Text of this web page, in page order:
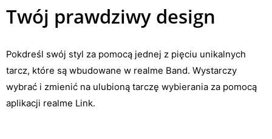
Twój prawdziwy design
Pokdreśl swój styl za pomocą jednej z pięciu unikalnych
tarcz, które są wbudowane w realme Band. Wystarczy
wybrać i zmienić na ulubioną tarczę wybierania za pomocą
aplikacji realme Link.